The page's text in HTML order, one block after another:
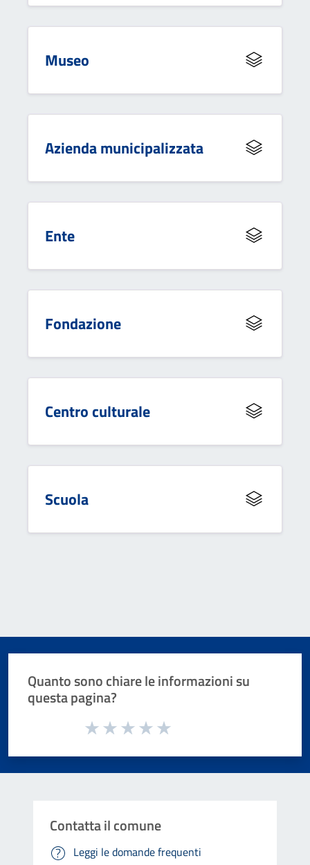
Museo
Azienda municipalizzata
Ente
Fondazione
Centro culturale
Scuola
Quanto sono chiare le informazioni su
questa pagina?
Valuta da 1 a 5 stelle la pagina
Contatta il comune
Leggi le domande frequenti